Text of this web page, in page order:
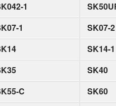
1
1 SK07-2
SK14-1
SK40
C SK60